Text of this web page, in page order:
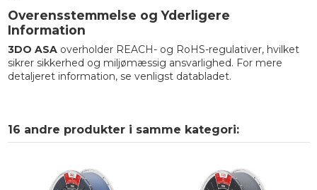
Overensstemmelse og Yderligere
Information
3DO ASAoverholder REACH- og RoHS-regulativer, hvilket
sikrer sikkerhed og miljømæssig ansvarlighed. For mere
detaljeret information, se venligst databladet.
16 andre produkter i samme kategori: